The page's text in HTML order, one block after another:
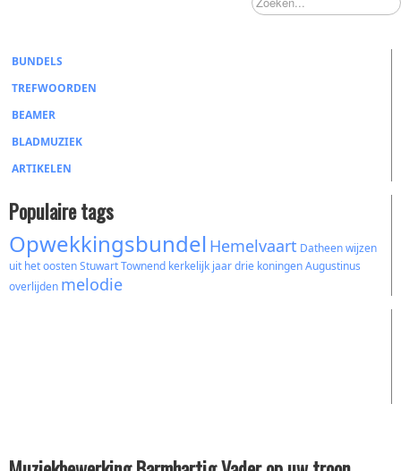
BUNDELS
TREFWOORDEN
BEAMER
BLADMUZIEK
ARTIKELEN
Populaire tags
Opwekkingsbundel Hemelvaart Datheenwijzen
uit het oostenStuwart Townend kerkelijk jaardrie koningenAugustinus
overlijden melodie